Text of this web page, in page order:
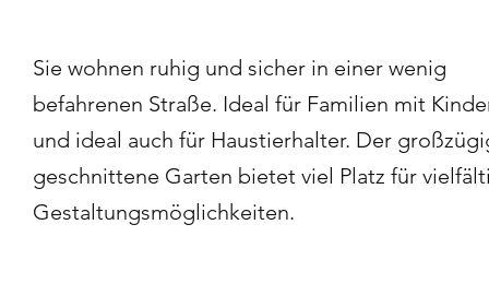
Sie wohnen ruhig und sicher in einer wenig
befahrenen Straße. Ideal für Familien mit
und ideal auch für Haustierhalter. Der
geschnittene Garten bietet viel Platz für
Gestaltungsmöglichkeiten.